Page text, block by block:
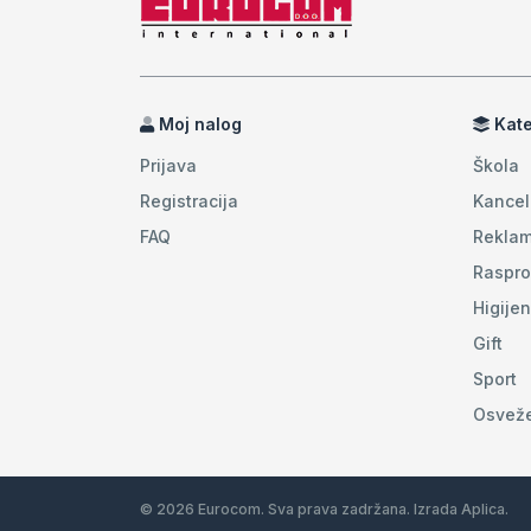
Moj nalog
Prijava
Registracija
FAQ
Škola
Gift
Sport
© 2026 Eurocom. Sva prava zadržana. Izrada Aplica.